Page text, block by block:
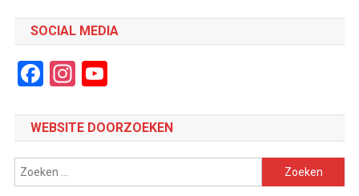
SOCIAL MEDIA
Facebook
Instagram
YouTube
WEBSITE DOORZOEKEN
Zoeken
naar: